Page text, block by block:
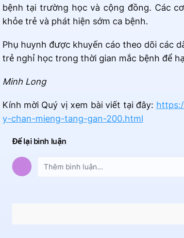
bệnh tại trường học và cộng đồng. Các
khỏe trẻ và phát hiện sớm ca bệnh.
Phụ huynh được khuyến cáo theo dõi các
trẻ nghỉ học trong thời gian mắc bệnh để
Minh Long
Kính mời Quý vị xem bài viết tại đây:
y-chan-mieng-tang-gan-200.html
Để lại bình luận